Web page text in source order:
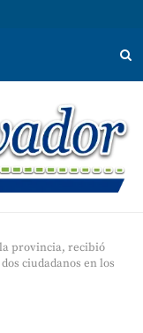
provincia, recibió
ciudadanos en los